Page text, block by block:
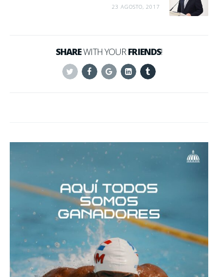
23 AGOSTO, 2017
SHAREWITH YOURFRIENDS!